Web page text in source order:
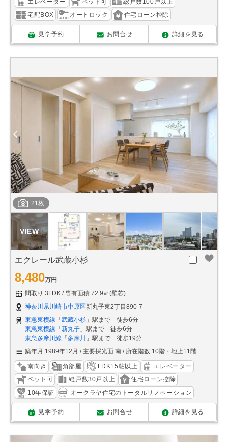
エレベーター ペット可
総戸数100戸以上
宅配BOX
オートロック 住宅ローン控除
見学予約 お問合せ 詳細を見る
21枚
エクレール武蔵小杉
8,480万円
間取り:3LDK
専有面積:72.9㎡(壁芯)
神奈川県川崎市中原区新丸子東2丁目890-7
東急東横線 「 武蔵小杉 」駅まで 徒歩6分
東急東横線 「 新丸子 」駅まで 徒歩6分
東急多摩川線 「 多摩川
」駅まで 徒歩19分
築年月:1989年12月
主要採光面:南 所在階数:10階・地上11階
南向き 角部屋 LDK15帖以上
エレベーター
ペット可
総戸数30戸以上
住宅ローン控除
10年保証
オークラヤ住宅のトータルリノベーション
見学予約 お問合せ 詳細を見る